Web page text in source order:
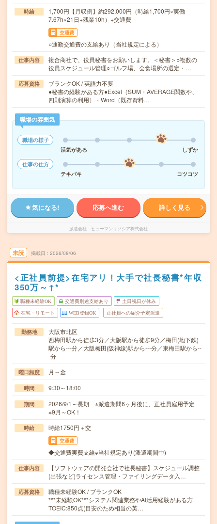
時給
1,700円【月収例】約292,000円（時給1,700円×実働
7.67h×21日+残業10h）+交通費
交通費
○通勤交通費の支給あり（当社規定による）
仕事内容
複合商社で、役員秘書をお願いします。＜秘書＞○複数の
役員スケジュール管理○ゴルフ場、会食場所の選定・…
応募資格
ブランクOK / 英語力不要
●秘書の経験がある方●Excel（SUM・AVERAGE関数や、
四則演算の利用）・Word（既存資料…
職場の雰囲気
職場の様子
活気がある
しずか
仕事の仕方
テキパキ
コツコツ
気になる! 応募へ進む 詳しく見る
派遣会社 ヒューマンリソシア株式会社
未読 掲載日 2026/08/06
<正社員前提>在宅アリ！大手で社長秘書*年収
350万～↑*
職種未経験OK 交通費別途支給あり 土日祝日が休み
在宅・リモート WEB登録OK 正社員への紹介予定派遣
勤務地
大阪市北区
西梅田駅から徒歩3分／大阪駅から徒歩9分／梅田(地下鉄)
駅から---分／大阪梅田(阪神線)駅から---分／東梅田駅から--
-分
曜日頻度 月～金
時間 9:30～18:00
期間
2026/9/1～長期 ※派遣期間6ヶ月後に、正社員雇用予定
※9月～OK！
時給 時給1750円＋交
交通費
◆交通費実費支給※当社規定あり(派遣期間中)
仕事内容
【ソフトウェアの開発会社で社長秘書】スケジュール調整
(出張など)ライセンス管理・ファイリングデータ入…
応募資格
職種未経験OK / ブランクOK
***未経験OK***システム関連業務やAI活用経験がある方
TOEIC:850点(目安のため相当の英…